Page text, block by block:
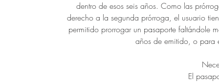
dentro de esos seis años. Como las
derecho a la segunda prórroga, el usuario
permitido prorrogar un pasaporte faltándole
años de emitido, o para
El